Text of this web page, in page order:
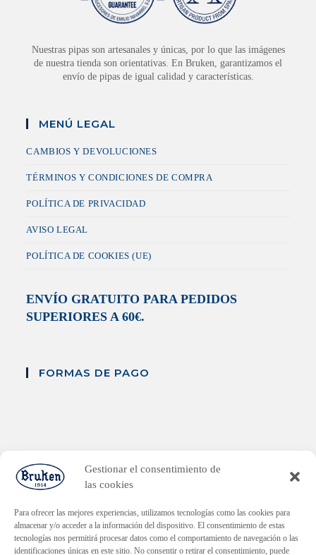
Gestionar el consentimiento de
las cookies
Para ofrecer las mejores experiencias, utilizamos tecnologías como las cookies para
almacenar y/o acceder a la información del dispositivo. El consentimiento de estas
tecnologías nos permitirá procesar datos como el comportamiento de navegación o las
identificaciones únicas en este sitio. No consentir o retirar el consentimiento, puede
Nuestras pipas son artesanales y únicas, por lo que las imágenes
de nuestra tienda son orientativas. En Bruken, garantizamos el
envío de pipas de igual calidad y características.
MENÚ LEGAL
CAMBIOS Y DEVOLUCIONES
TÉRMINOS Y CONDICIONES DE COMPRA
POLÍTICA DE PRIVACIDAD
AVISO LEGAL
POLÍTICA DE COOKIES (UE)
ENVÍO GRATUITO PARA PEDIDOS
SUPERIORES A 60€.
FORMAS DE PAGO
PLAN ENDAVANT
Subvenció dirigida a la reactivació econòmica en els municipis
afectats per la DANA.